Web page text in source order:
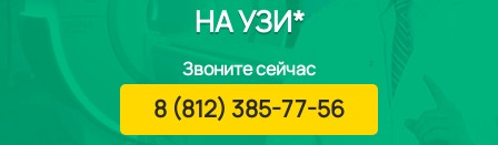
НА УЗИ*
Звоните сейчас
8 (812) 385-77-56